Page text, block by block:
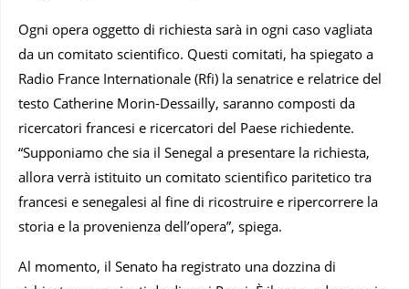
Ogni opera oggetto di richiesta sarà in ogni caso vagliata
da un comitato scientifico. Questi comitati, ha spiegato a
Radio France Internationale (Rfi) la senatrice e relatrice del
testo Catherine Morin-Dessailly, saranno composti da
ricercatori francesi e ricercatori del Paese richiedente.
“Supponiamo che sia il Senegal a presentare la richiesta,
allora verrà istituito un comitato scientifico paritetico tra
francesi e senegalesi al fine di ricostruire e ripercorrere la
storia e la provenienza dell’opera”, spiega.
Al momento, il Senato ha registrato una dozzina di